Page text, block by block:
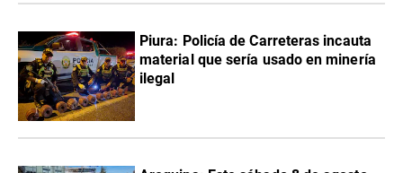
Piura: Policía de Carreteras incauta
material que sería usado en minería
ilegal